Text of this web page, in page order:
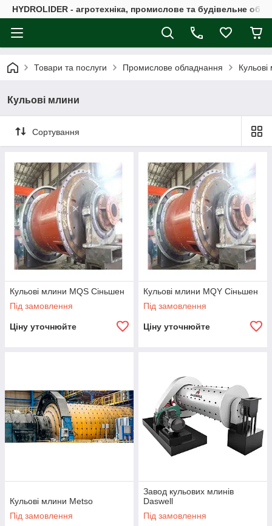
HYDROLIDER - агротехніка, промислове та будівельне
Товари та послуги Промислове обладнання
Кульові млини
Сортування
Кульові млини MQS Сіньшен
Під замовлення
Ціну уточнюйте
Кульові млини MQY Сіньшен
Під замовлення
Ціну уточнюйте
Кульові млини Metso
Під замовлення
Завод кульових млинів
Daswell
Під замовлення